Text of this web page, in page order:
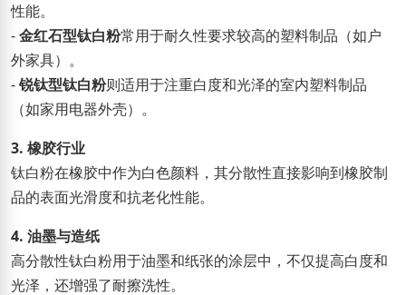
性能。
-金红石型钛白粉常用于耐久性要求较高的塑料制品（如户
外家具）。
-锐钛型钛白粉则适用于注重白度和光泽的室内塑料制品
（如家用电器外壳）。
3. 橡胶行业
钛白粉在橡胶中作为白色颜料，其分散性直接影响到橡胶制
品的表面光滑度和抗老化性能。
4. 油墨与造纸
高分散性钛白粉用于油墨和纸张的涂层中，不仅提高白度和
光泽，还增强了耐擦洗性。